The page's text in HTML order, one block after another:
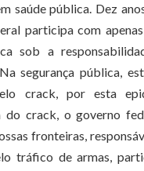
saúde pública. Dez
participa com
sob a
segurança pública,
crack, por esta
do crack, o governo
fronteiras,
tráfico de armas,